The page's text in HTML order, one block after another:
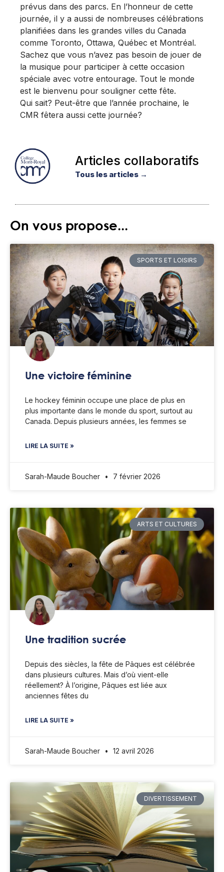
prévus dans des parcs. En l’honneur de cette
journée, il y a aussi de nombreuses célébrations
planifiées dans les grandes villes du Canada
comme Toronto, Ottawa, Québec et Montréal.
Sachez que vous n’avez pas besoin de jouer de
la musique pour participer à cette occasion
spéciale avec votre entourage. Tout le monde
est le bienvenu pour souligner cette fête.
Qui sait? Peut-être que l’année prochaine, le
CMR fêtera aussi cette journée?
Articles collaboratifs
Tous les articles →
On vous propose...
SPORTS ET LOISIRS
Une victoire féminine
Le hockey féminin occupe une place de plus en
plus importante dans le monde du sport, surtout au
Canada. Depuis plusieurs années, les femmes se
LIRE LA SUITE »
Sarah-Maude Boucher 7 février 2026
ARTS ET CULTURES
Une tradition sucrée
Depuis des siècles, la fête de Pâques est célébrée
dans plusieurs cultures. Mais d’où vient-elle
réellement? À l’origine, Pâques est liée aux
anciennes fêtes du
LIRE LA SUITE »
Sarah-Maude Boucher 12 avril 2026
DIVERTISSEMENT